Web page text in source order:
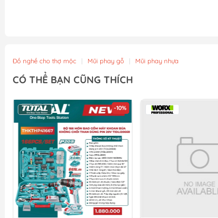
Đồ nghề cho thợ mộc | Mũi phay gỗ | Mũi phay nhựa
CÓ THỂ BẠN CŨNG THÍCH
-10%